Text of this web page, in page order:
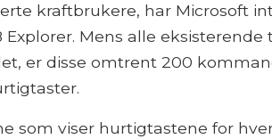
kraftbrukere, har Microsoft
Mens alle eksisterende
er disse omtrent 200
som viser hurtigtastene for